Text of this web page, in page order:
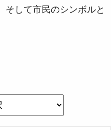
そして市民のシンボルと